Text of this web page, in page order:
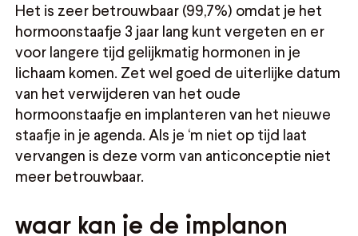
Het is zeer betrouwbaar (99,7%) omdat je het
hormoonstaafje 3 jaar lang kunt vergeten en er
voor langere tijd gelijkmatig hormonen in je
lichaam komen. Zet wel goed de uiterlijke datum
van het verwijderen van het oude
hormoonstaafje en implanteren van het nieuwe
staafje in je agenda. Als je ‘m niet op tijd laat
vervangen is deze vorm van anticonceptie niet
meer betrouwbaar.
waar kan je de implanon